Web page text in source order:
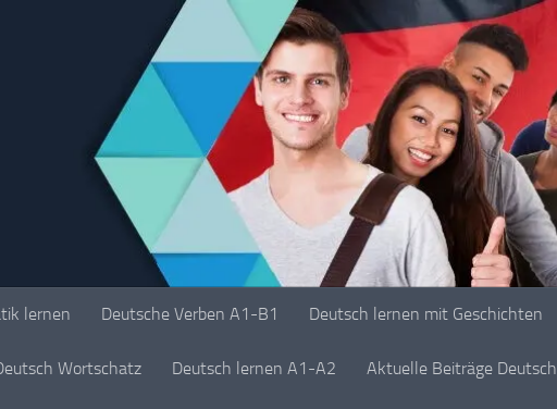
lernen Deutsche Verben A1-B1 Deutsch lernen mit Geschichten
Wortschatz Deutsch lernen A1-A2 Aktuelle Beiträge Deutsch